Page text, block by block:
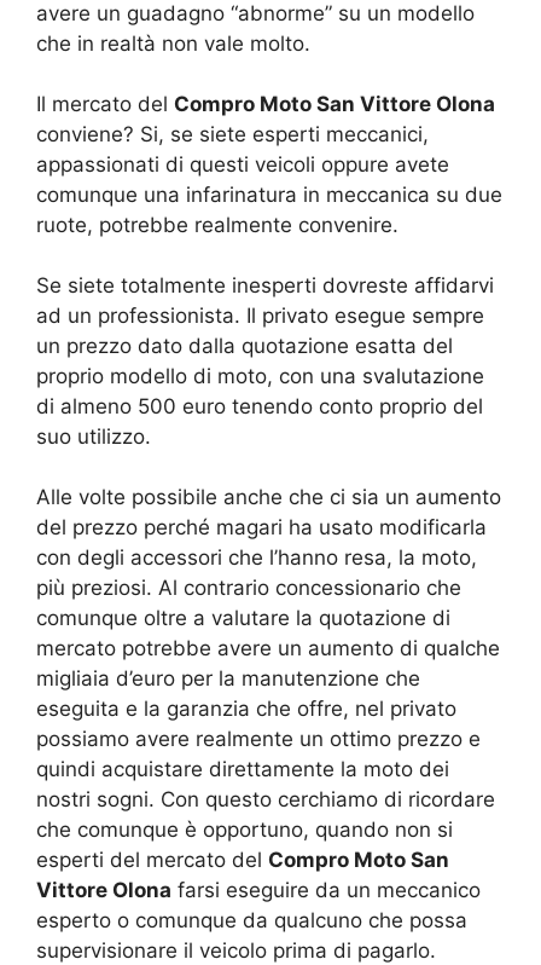
avere un guadagno “abnorme” su un modello
che in realtà non vale molto.
Il mercato del Compro Moto San Vittore Olona
conviene? Si, se siete esperti meccanici,
appassionati di questi veicoli oppure avete
comunque una infarinatura in meccanica su due
ruote, potrebbe realmente convenire.
Se siete totalmente inesperti dovreste affidarvi
ad un professionista. Il privato esegue sempre
un prezzo dato dalla quotazione esatta del
proprio modello di moto, con una svalutazione
di almeno 500 euro tenendo conto proprio del
suo utilizzo.
Alle volte possibile anche che ci sia un aumento
del prezzo perché magari ha usato modificarla
con degli accessori che l’hanno resa, la moto,
più preziosi. Al contrario concessionario che
comunque oltre a valutare la quotazione di
mercato potrebbe avere un aumento di qualche
migliaia d’euro per la manutenzione che
eseguita e la garanzia che offre, nel privato
possiamo avere realmente un ottimo prezzo e
quindi acquistare direttamente la moto dei
nostri sogni. Con questo cerchiamo di ricordare
che comunque è opportuno, quando non si
esperti del mercato del Compro Moto San
Vittore Olona farsi eseguire da un meccanico
esperto o comunque da qualcuno che possa
supervisionare il veicolo prima di pagarlo.